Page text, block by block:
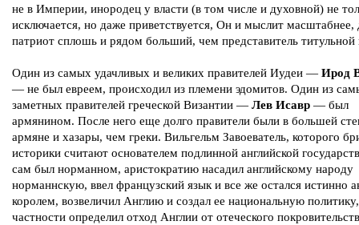
не в Империи, инородец у власти (в том числе и духовной) не
исключается, но даже приветствуется, Он и мыслит масштабнее,
патриот сплошь и рядом больший, чем представитель титульной
Один из самых удачливых и великих правителей Иудеи — Ирод
— не был евреем, происходил из племени эдомитов. Один из
заметных правителей греческой Византии — Лев Исавр — был
армянином. После него еще долго правители были в большей
армяне и хазары, чем греки. Вильгельм Завоеватель, которого
историки считают основателем подлинной английской
сам был норманном, аристократию насадил английскому народу
норманнскую, ввел французский язык и все же остался истинно
королем, возвеличил Англию и создал ее национальную
частности определил отход Англии от отеческого